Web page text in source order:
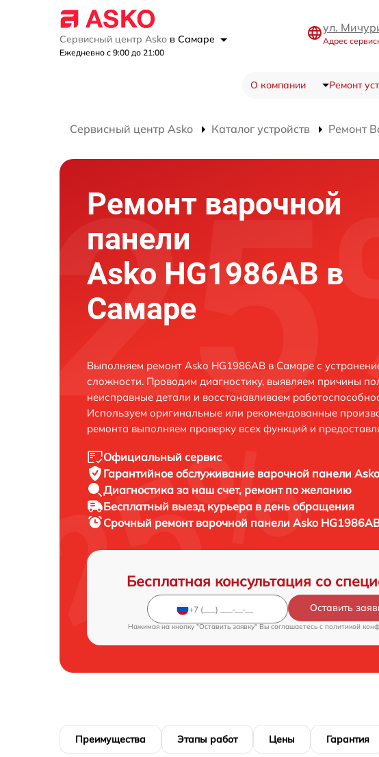
Сервисный центр Asko в Самаре
Ежедневно с 9:00 до 21:00
ул.
Адрес
О компании Ремонт
Сервисный центр Asko Каталог устройств Ремонт
Ремонт варочной
панели
Asko HG1986AB в
Самаре
Выполняем ремонт Asko HG1986AB в Самаре с
сложности. Проводим диагностику, выявляем причины
неисправные детали и восстанавливаем
Используем оригинальные или рекомендованные
ремонта выполняем проверку всех функций и
Официальный сервис
Гарантийное обслуживание варочной панели
Диагностика за наш счет, ремонт по желанию
Бесплатный выезд курьера в день обращения
Срочный ремонт варочной панели Asko
Бесплатная консультация со
Оставить
Нажимая на кнопку "Оставить заявку" Вы соглашаетесь c политикой
Преимущества Этапы работ Цены Гарантия